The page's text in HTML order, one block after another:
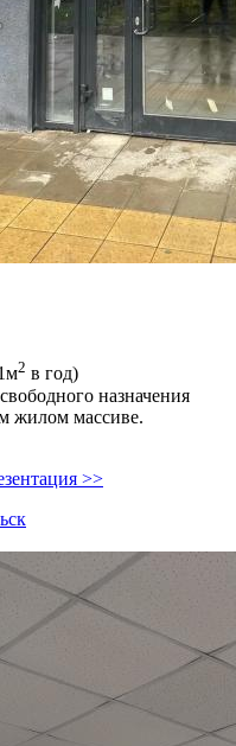
2 в год)
назначения
жилом массиве.
>>